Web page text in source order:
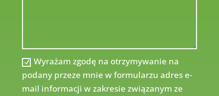
Wyrażam zgodę na otrzymywanie na
podany przeze mnie w formularzu adres e-
mail informacji w zakresie związanym ze